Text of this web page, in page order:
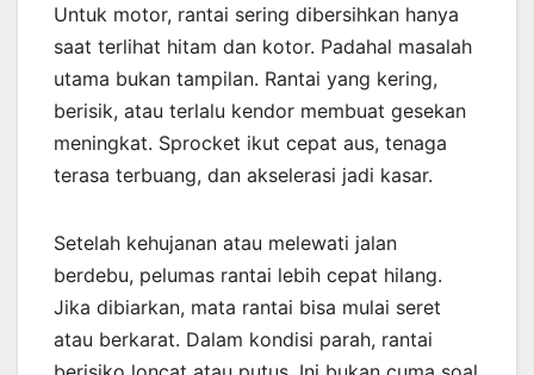
Untuk motor, rantai sering dibersihkan hanya
saat terlihat hitam dan kotor. Padahal masalah
utama bukan tampilan. Rantai yang kering,
berisik, atau terlalu kendor membuat gesekan
meningkat. Sprocket ikut cepat aus, tenaga
terasa terbuang, dan akselerasi jadi kasar.
Setelah kehujanan atau melewati jalan
berdebu, pelumas rantai lebih cepat hilang.
Jika dibiarkan, mata rantai bisa mulai seret
atau berkarat. Dalam kondisi parah, rantai